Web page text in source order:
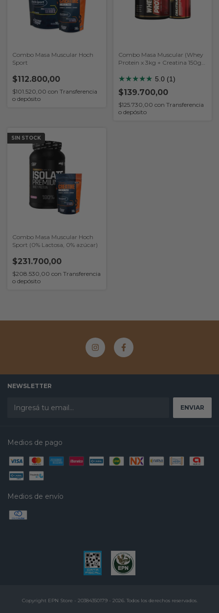
Combo Masa Muscular Hoch
Sport
$112.800,00
$101.520,00 con Transferencia
o depósito
Combo Masa Muscular (Whey
Protein x 3kg + Creatina 150gr)
★★★★★ 5.0 (1)
$139.700,00
$125.730,00 con Transferencia
o depósito
SIN STOCK
Combo Masa Muscular Hoch
Sport (0% Lactosa, 0% azúcar)
$231.700,00
$208.530,00 con Transferencia
o depósito
NEWSLETTER
Medios de pago
Medios de envío
Copyright EPN Store - 20384350179 - 2026. Todos los derechos reservados.